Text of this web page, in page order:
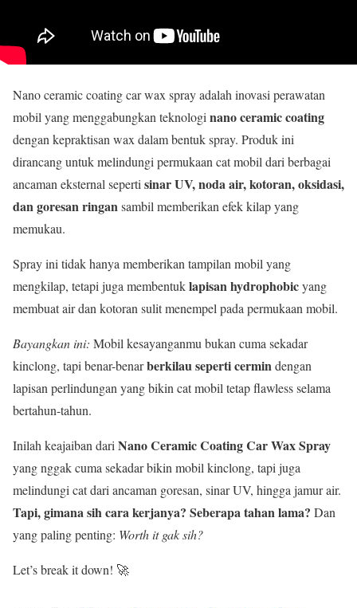
Nano ceramic coating car wax spray adalah inovasi perawatan
mobil yang menggabungkan teknologinano ceramic coating
dengan kepraktisan wax dalam bentuk spray. Produk ini
dirancang untuk melindungi permukaan cat mobil dari berbagai
ancaman eksternal sepertisinar UV, noda air, kotoran, oksidasi,
dan goresan ringansambil memberikan efek kilap yang
memukau.
Spray ini tidak hanya memberikan tampilan mobil yang
mengkilap, tetapi juga membentuklapisan hydrophobicyang
membuat air dan kotoran sulit menempel pada permukaan mobil.
Bayangkan ini: Mobil kesayanganmu bukan cuma sekadar
kinclong, tapi benar-benarberkilau seperti cermindengan
lapisan perlindungan yang bikin cat mobil tetap flawless selama
bertahun-tahun.
Inilah keajaiban dariNano Ceramic Coating Car Wax Spray
yang nggak cuma sekadar bikin mobil kinclong, tapi juga
melindungi cat dari ancaman goresan, sinar UV, hingga jamur air.
Tapi, gimana sih cara kerjanya? Seberapa tahan lama? Dan
yang paling penting: Worth it gak sih?
Let’s break it down! 🚀